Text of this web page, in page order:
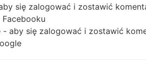
się zalogować i zostawić
aby się zalogować i zostawić